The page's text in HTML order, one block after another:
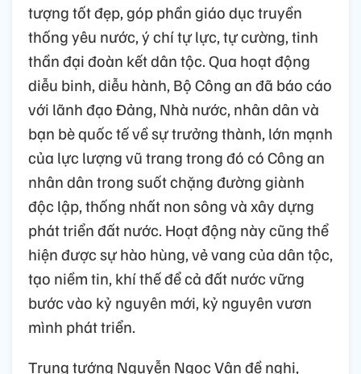
tượng tốt đẹp, góp phần giáo dục truyền
thống yêu nước, ý chí tự lực, tự cường, tinh
thần đại đoàn kết dân tộc. Qua hoạt động
diễu binh, diễu hành, Bộ Công an đã báo cáo
với lãnh đạo Đảng, Nhà nước, nhân dân và
bạn bè quốc tế về sự trưởng thành, lớn mạnh
của lực lượng vũ trang trong đó có Công an
nhân dân trong suốt chặng đường giành
độc lập, thống nhất non sông và xây dựng
phát triển đất nước. Hoạt động này cũng thể
hiện được sự hào hùng, vẻ vang của dân tộc,
tạo niềm tin, khí thế để cả đất nước vững
bước vào kỷ nguyên mới, kỷ nguyên vươn
mình phát triển.
Trung tướng Nguyễn Ngọc Vân đề nghị,